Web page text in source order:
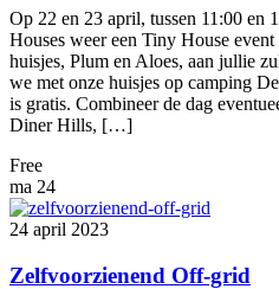
Op 22 en 23 april, tussen 11:00 en
Houses weer een Tiny House
huisjes, Plum en Aloes, aan jullie
we met onze huisjes op camping
is gratis. Combineer de dag
Diner Hills, […]
Free
ma 24
24 april 2023
Zelfvoorzienend Off-grid